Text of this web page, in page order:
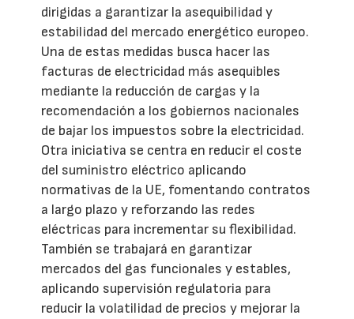
dirigidas a garantizar la asequibilidad y
estabilidad del mercado energético europeo.
Una de estas medidas busca hacer las
facturas de electricidad más asequibles
mediante la reducción de cargas y la
recomendación a los gobiernos nacionales
de bajar los impuestos sobre la electricidad.
Otra iniciativa se centra en reducir el coste
del suministro eléctrico aplicando
normativas de la UE, fomentando contratos
a largo plazo y reforzando las redes
eléctricas para incrementar su flexibilidad.
También se trabajará en garantizar
mercados del gas funcionales y estables,
aplicando supervisión regulatoria para
reducir la volatilidad de precios y mejorar la